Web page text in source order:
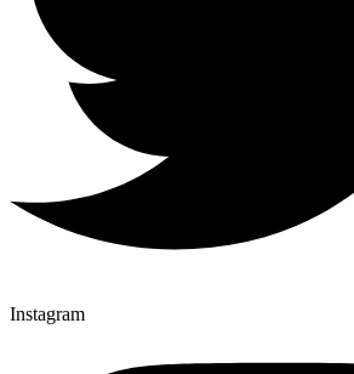
Instagram